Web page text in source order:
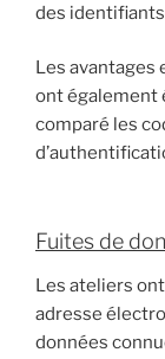
des
Les avantages
ont également
comparé les
Fuites de
Les ateliers
adresse
données